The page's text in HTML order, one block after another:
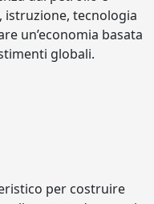
tecnologia
un’economia basata
globali.
per costruire